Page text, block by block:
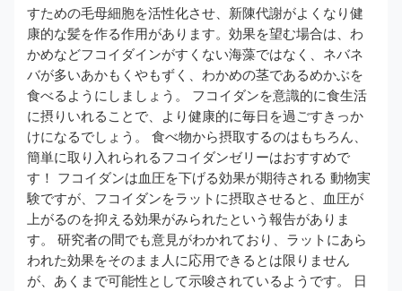
すための毛母細胞を活性化させ、新陳代謝がよくなり健
康的な髪を作る作用があります。効果を望む場合は、わ
かめなどフコイダインがすくない海藻ではなく、ネバネ
バが多いあかもくやもずく、わかめの茎であるめかぶを
食べるようにしましょう。 フコイダンを意識的に食生活
に摂りいれることで、より健康的に毎日を過ごすきっか
けになるでしょう。 食べ物から摂取するのはもちろん、
簡単に取り入れられるフコイダンゼリーはおすすめで
す！ フコイダンは血圧を下げる効果が期待される 動物実
験ですが、フコイダンをラットに摂取させると、血圧が
上がるのを抑える効果がみられたという報告がありま
す。 研究者の間でも意見がわかれており、ラットにあら
われた効果をそのまま人に応用できるとは限りません
が、あくまで可能性として示唆されているようです。 日